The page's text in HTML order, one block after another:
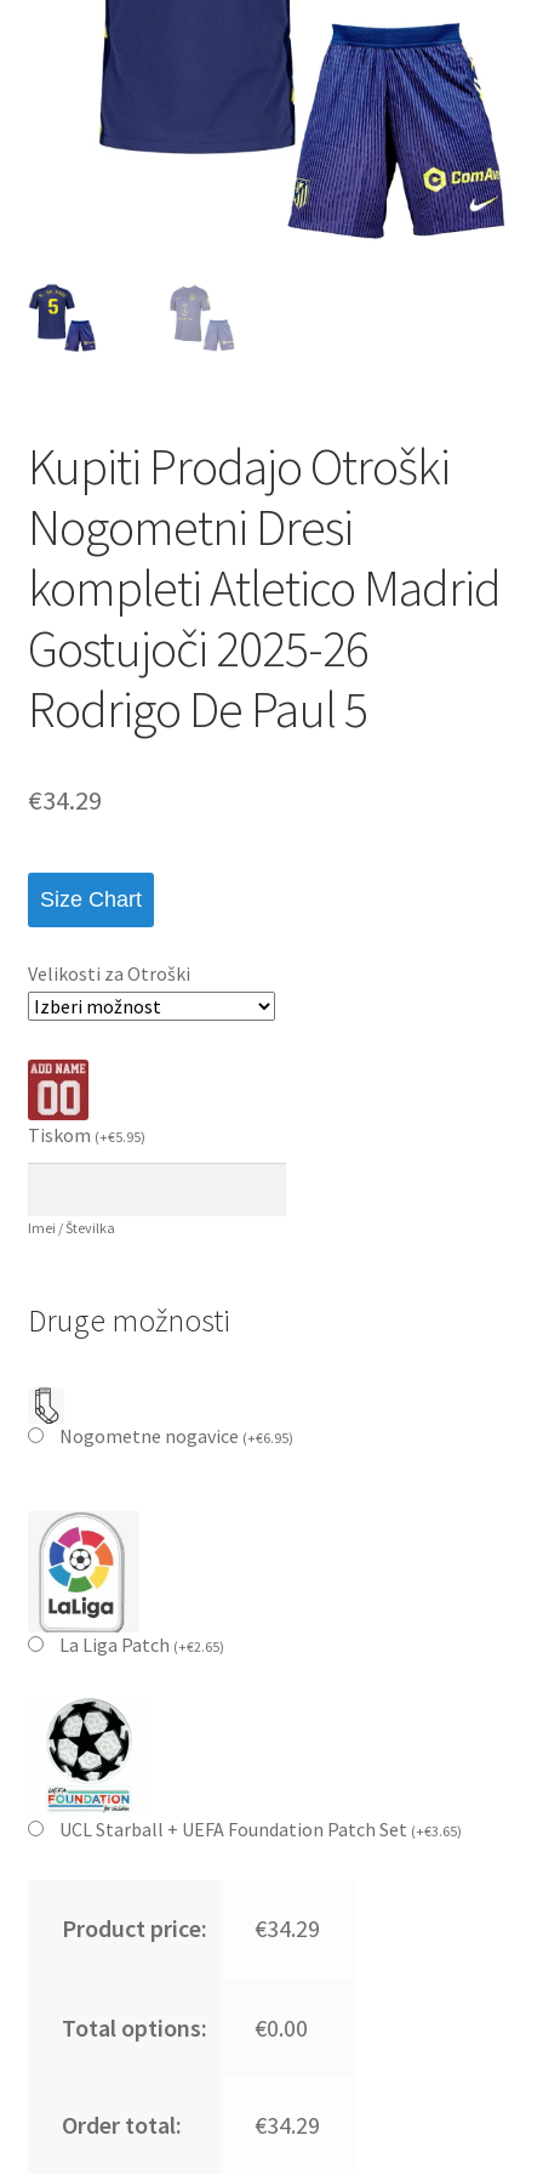
Kupiti Prodajo Otroški
Nogometni Dresi
kompleti Atletico Madrid
Gostujoči 2025-26
Rodrigo De Paul 5
€34.29
Size Chart
Velikosti za Otroški
Tiskom (+€5.95)
Imei / Številka
Druge možnosti
Nogometne nogavice (+€6.95)
La Liga Patch (+€2.65)
UCL Starball + UEFA Foundation Patch Set (+€3.65)
Product price: €34.29
Total options: €0.00
Order total: €34.29